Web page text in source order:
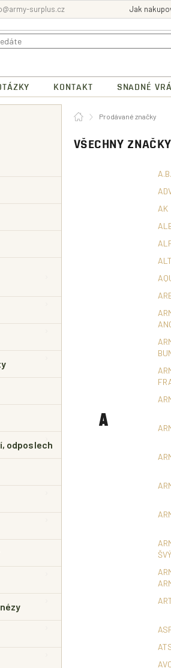
surplus.cz Jak
KONTAKT SNADNÉ
odposlech
DomůProdávané značky
VŠECHNY
A
A.B.
AK